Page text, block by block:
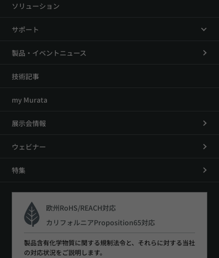
ソリューション
サポート
製品・イベントニュース
技術記事
my Murata
展示会情報
ウェビナー
特集
欧州RoHS/REACH対応
カリフォルニアProposition65対応
製品含有化学物質に関する規制法令と、それらに対する当社
の対応状況をご説明します。